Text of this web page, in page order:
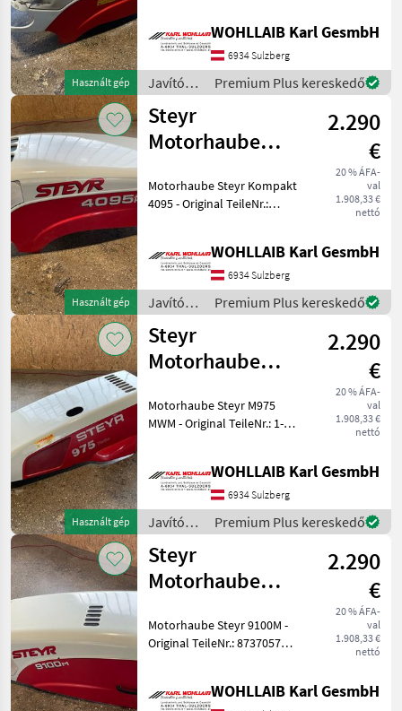
Használt gép
Motorhaube hat vorne eine
Beschädigung und weißt
Innen Brands
WOHLLAIB Karl GesmbH
6934 Sulzberg
Javítókészletek
és
alkatrészek
/ Steyr
Premium Plus kereskedő
Használt gép
Steyr
Motorhaube
(87344187)
2.290
€
20 % ÁFA-
val
1.908,33 €
nettó
Motorhaube Steyr Kompakt
4095 - Original TeileNr.:
Haube ist vorne an 2
Stellen gebrochen (siehe
Bilder)
WOHLLAIB Karl GesmbH
6934 Sulzberg
Javítókészletek
és
alkatrészek
/ Steyr
Premium Plus kereskedő
Használt gép
Steyr
Motorhaube
34-513-260)
2.290
€
20 % ÁFA-
val
1.908,33 €
nettó
Motorhaube Steyr M975
MWM - Original TeileNr.: 1-
- Haube ist in einem Guten
Zustand. - Leichte
Lackschäden
WOHLLAIB Karl GesmbH
6934 Sulzberg
Javítókészletek
és
alkatrészek
/ Steyr
Premium Plus kereskedő
Steyr
Motorhaube
(87370573)
2.290
€
20 % ÁFA-
val
1.908,33 €
nettó
Motorhaube Steyr 9100M -
Original TeileNr.: 87370573 -
Halter / Scharniere leicht
WOHLLAIB Karl GesmbH